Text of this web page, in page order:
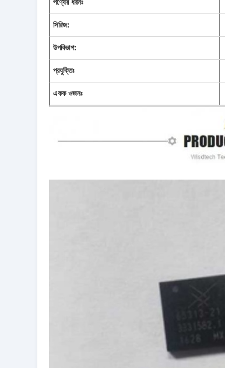
পণ্যের ধরনঃ
সিরিজ:
উপবিভাগ:
প্রযুক্তিঃ
একক ওজনঃ